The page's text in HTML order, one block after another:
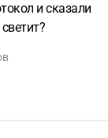
и сказали